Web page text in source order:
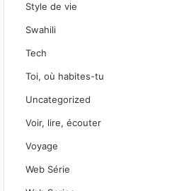
Style de vie
Swahili
Tech
Toi, où habites-tu
Uncategorized
Voir, lire, écouter
Voyage
Web Série